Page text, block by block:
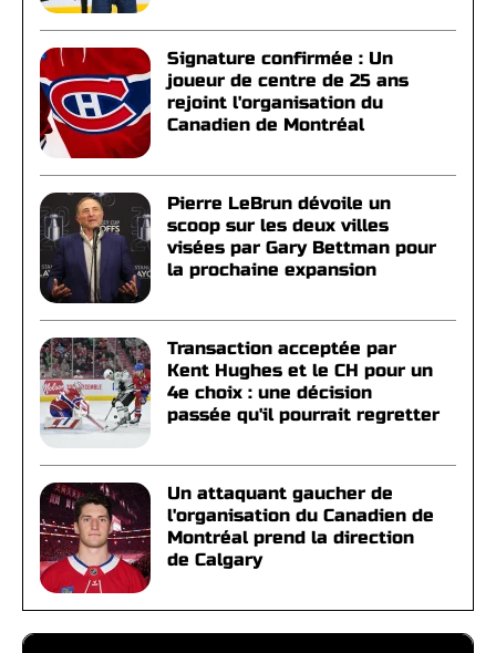
Signature confirmée : Un
joueur de centre de 25 ans
rejoint l'organisation du
Canadien de Montréal
Pierre LeBrun dévoile un
scoop sur les deux villes
visées par Gary Bettman pour
la prochaine expansion
Transaction acceptée par
Kent Hughes et le CH pour un
4e choix : une décision
passée qu'il pourrait regretter
Un attaquant gaucher de
l'organisation du Canadien de
Montréal prend la direction
de Calgary